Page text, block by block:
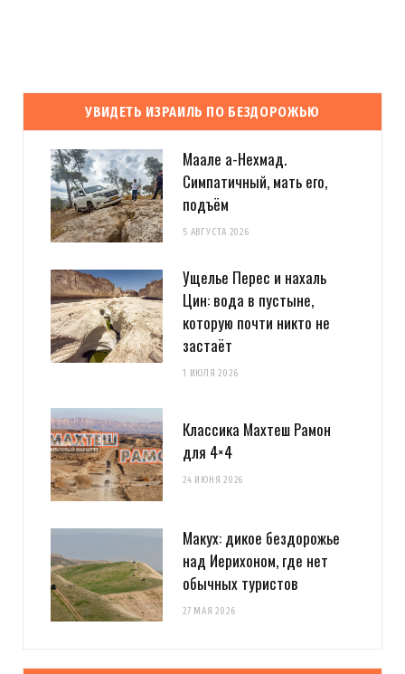
УВИДЕТЬ ИЗРАИЛЬ ПО БЕЗДОРОЖЬЮ
Маале а-Нехмад.
Симпатичный, мать его,
подъём
5 АВГУСТА 2026
Ущелье Перес и нахаль
Цин: вода в пустыне,
которую почти никто не
застаёт
1 ИЮЛЯ 2026
Классика Махтеш Рамон
для 4×4
24 ИЮНЯ 2026
Макух: дикое бездорожье
над Иерихоном, где нет
обычных туристов
27 МАЯ 2026